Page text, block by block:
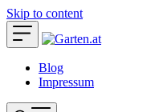
Skip to content
Blog
Impressum